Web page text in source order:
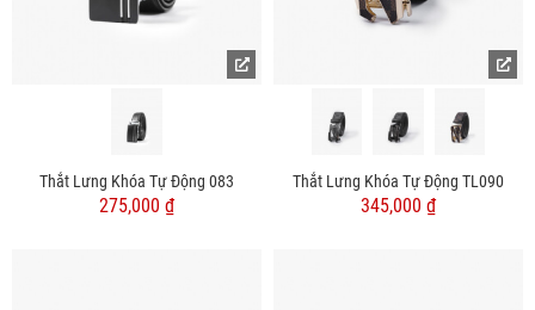
Thắt Lưng Khóa Tự Động 083
275,000 ₫
Thắt Lưng Khóa Tự Động TL090
345,000 ₫